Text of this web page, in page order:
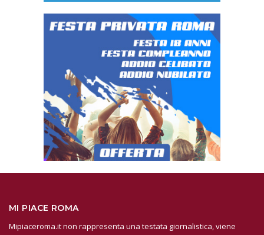
MI PIACE ROMA
Mipiaceroma.it non rappresenta una testata giornalistica, viene